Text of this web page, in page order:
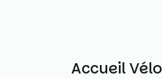
Weitere Accueil